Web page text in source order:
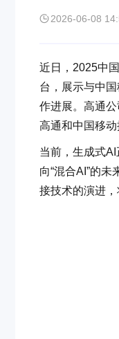
2026-06-08
近日，2025中
台，展示与中
作进展。高通
高通和中国移
当前，生成式
向“混合AI”的
接技术的演进，